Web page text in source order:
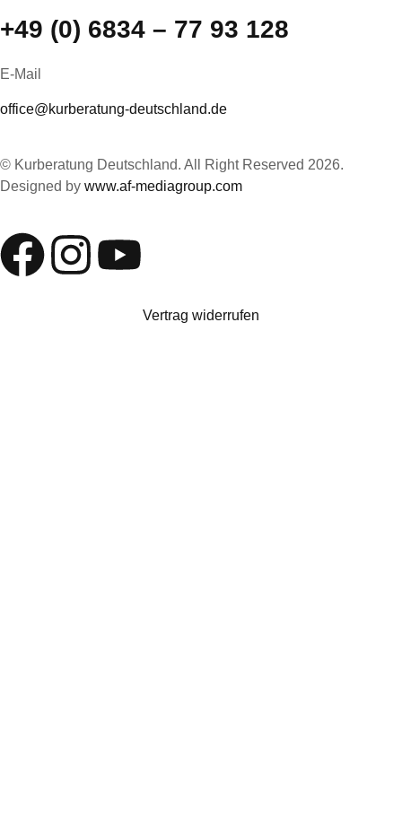
+49 (0) 6834 – 77 93 128
E-Mail
office@kurberatung-deutschland.de
© Kurberatung Deutschland. All Right Reserved 2026.
Designed by www.af-mediagroup.com
Vertrag widerrufen